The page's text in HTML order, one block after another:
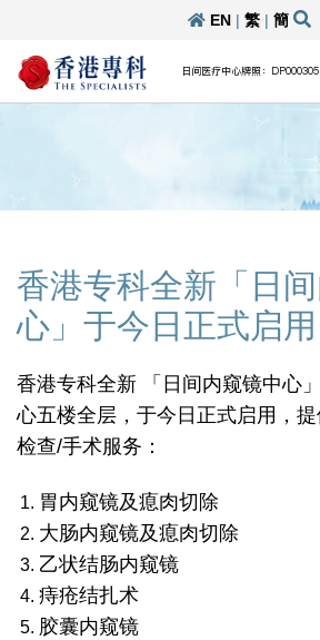
EN| 繁| 簡
日间医疗中心牌照：DP000305
香港专科全新「日
心」于今日正式启用
香港专科全新 「日间内窥镜中心
心五楼全层，于今日正式启用，
检查/手术服务：
胃内窥镜及瘜肉切除
大肠内窥镜及瘜肉切除
乙状结肠内窥镜
痔疮结扎术
胶囊内窥镜